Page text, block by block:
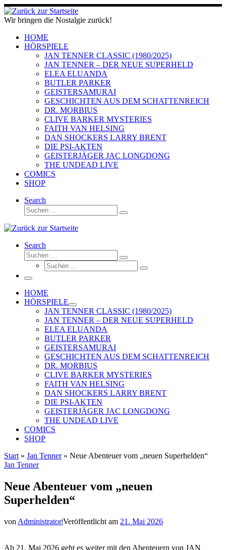
Zum
Inhalt
springen
Wir bringen die Nostalgie zurück!
HOME
HÖRSPIELE
JAN TENNER CLASSIC (1980/2025)
JAN TENNER – DER NEUE SUPERHELD
ELEA ELUANDA
BUTLER PARKER
GEISTERSAMURAI
GESCHICHTEN AUS DEM SCHATTENREICH
DR. MORBIUS
CLIVE BARKER MYSTERIES
FAITH VAN HELSING
DAN SHOCKERS LARRY BRENT
DIE PSI-AKTEN
GEISTERJÄGER JAC LONGDONG
THE UNDEAD LIVE
COMICS
SHOP
Search
Suche
Suchen …
Search
Suche
Suchen …
Suche
Suchen …
Menü
HOME
HÖRSPIELE
JAN TENNER CLASSIC (1980/2025)
JAN TENNER – DER NEUE SUPERHELD
ELEA ELUANDA
BUTLER PARKER
GEISTERSAMURAI
GESCHICHTEN AUS DEM SCHATTENREICH
DR. MORBIUS
CLIVE BARKER MYSTERIES
FAITH VAN HELSING
DAN SHOCKERS LARRY BRENT
DIE PSI-AKTEN
GEISTERJÄGER JAC LONGDONG
THE UNDEAD LIVE
COMICS
SHOP
Start » Jan Tenner » Neue Abenteuer vom „neuen Superhelden“
Jan Tenner
Neue Abenteuer vom „neuen
Superhelden“
von Administrator|Veröffentlicht am 21. Mai 2026
Ab 21. Mai 2026 geht es weiter mit den Abenteuern von JAN